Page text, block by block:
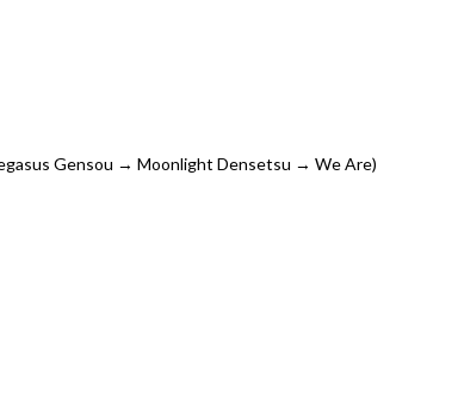
Gensou → Moonlight Densetsu → We Are)